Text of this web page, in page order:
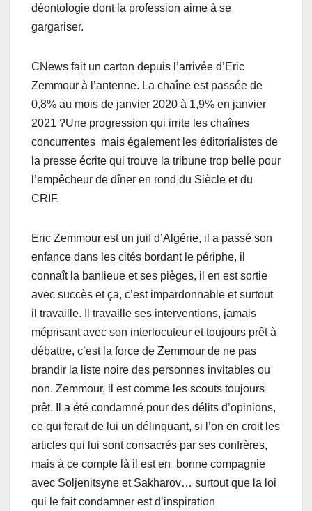
déontologie dont la profession aime à se
gargariser.
CNews fait un carton depuis l’arrivée d’Eric
Zemmour à l’antenne. La chaîne est passée de
0,8% au mois de janvier 2020 à 1,9% en janvier
2021 ?Une progression qui irrite les chaînes
concurrentes mais également les éditorialistes de
la presse écrite qui trouve la tribune trop belle pour
l’empêcheur de dîner en rond du Siècle et du
CRIF.
Eric Zemmour est un juif d’Algérie, il a passé son
enfance dans les cités bordant le périphe, il
connaît la banlieue et ses pièges, il en est sortie
avec succès et ça, c’est impardonnable et surtout
il travaille. Il travaille ses interventions, jamais
méprisant avec son interlocuteur et toujours prêt à
débattre, c’est la force de Zemmour de ne pas
brandir la liste noire des personnes invitables ou
non. Zemmour, il est comme les scouts toujours
prêt. Il a été condamné pour des délits d’opinions,
ce qui ferait de lui un délinquant, si l’on en croit les
articles qui lui sont consacrés par ses confrères,
mais à ce compte là il est en bonne compagnie
avec Soljenitsyne et Sakharov… surtout que la loi
qui le fait condamner est d’inspiration